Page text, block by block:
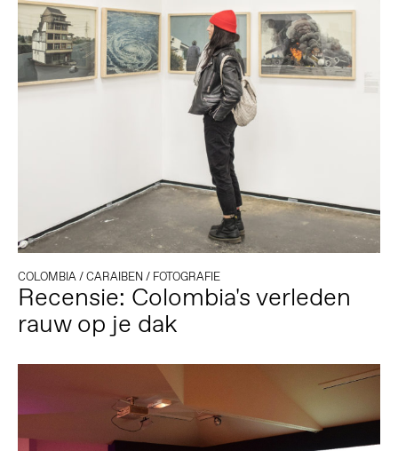
COLOMBIA/CARAIBEN/ FOTOGRAFIE
Recensie: Colombia's verleden
rauw op je dak